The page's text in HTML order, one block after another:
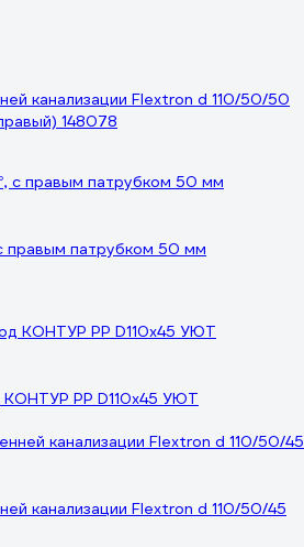
канализации Flextron d 110/50/50
148078
правым патрубком 50 мм
КОНТУР РР D110x45 УЮТ
канализации Flextron d 110/50/45